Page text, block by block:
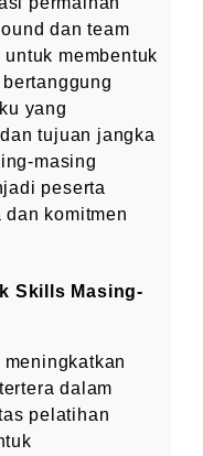
dan team
membentuk
yang
tujuan jangka
masing
peserta
komitmen
Skills Masing-
dalam
pelatihan